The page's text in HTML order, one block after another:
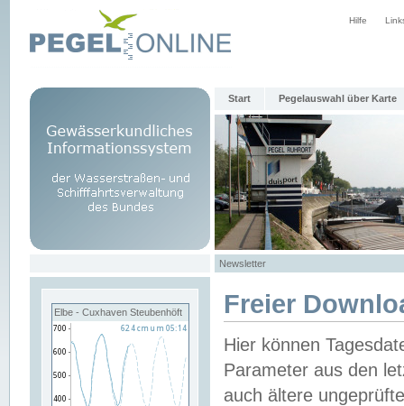
Hilfe
Start Pegelauswahl über Karte
Newsletter
Elbe - Cuxhaven Steubenhöft Freier
Hier können
Parameter aus den
auch ältere